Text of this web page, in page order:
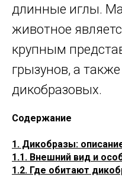
длинные иглы.
животное
крупным
грызунов, а
дикобразовых.
Содержание
1. Дикобразы:
1.1. Внешний вид и
1.2. Где обитают